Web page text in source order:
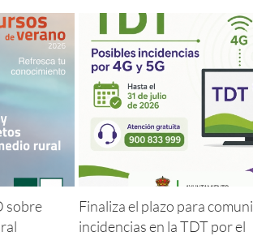
sobre
Finaliza el plazo para
incidencias en la TDT por el